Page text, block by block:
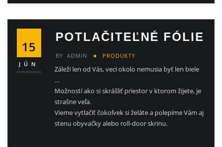
15
JÚN
POTLAČITEĽNÉ FÓLIE
BY ADMIN PRODUKTY
Záleži len od Vás, veci okolo nemusia byť len biele
…
Možností ako si skrášliť priestor v ktorom žijete, je
strašne veľa.
Vieme vytlačiť čokoľvek si želáte a polepíme Vám aj
stenu obyvačky alebo roll-door skrinu.